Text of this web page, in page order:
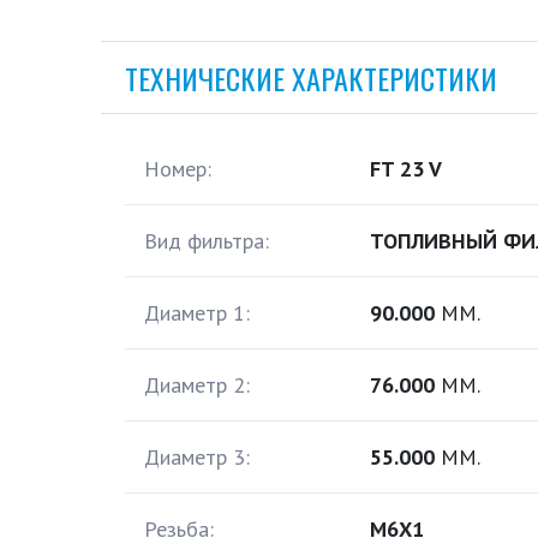
ТЕХНИЧЕСКИЕ ХАРАКТЕРИСТИКИ
Номер: FT 23 V
Вид фильтра: ТОПЛИВНЫЙ
Диаметр 1: 90.000 ММ.
Диаметр 2: 76.000 ММ.
Диаметр 3: 55.000 ММ.
Резьба: M6X1